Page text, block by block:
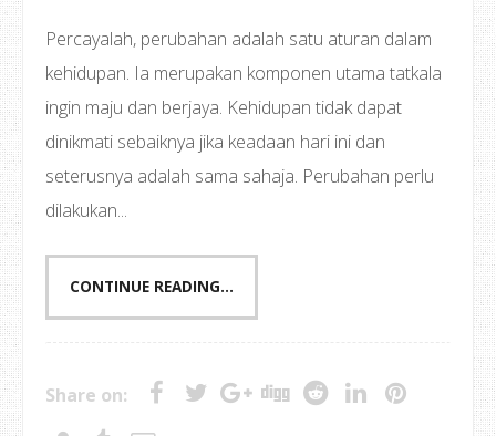
Percayalah, perubahan adalah satu aturan dalam
kehidupan. Ia merupakan komponen utama tatkala
ingin maju dan berjaya. Kehidupan tidak dapat
dinikmati sebaiknya jika keadaan hari ini dan
seterusnya adalah sama sahaja. Perubahan perlu
dilakukan...
CONTINUE READING...
Share on: